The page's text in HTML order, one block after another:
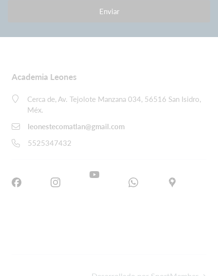
Enviar
Academia Leones
Cerca de, Av. Tejolote Manzana 034, 56516 San Isidro,
Méx.
leonestecomatlan@gmail.com
5525347432